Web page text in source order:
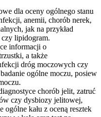
dla oceny ogólnego stanu
anemii, chorób nerek,
jak na przykład
lipidogram.
informacji o
a także
dróg moczowych czy
ogólne moczu, posiew
chorób jelit, zatruć
czy dysbiozy jelitowej,
kału z oceną resztek